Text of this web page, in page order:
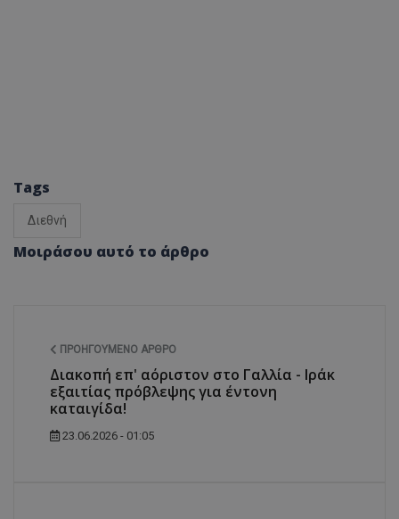
Tags
Διεθνή
Μοιράσου αυτό το άρθρο
ΠΡΟΗΓΟΎΜΕΝΟ ΆΡΘΡΟ
Διακοπή επ' αόριστον στο Γαλλία - Ιράκ
εξαιτίας πρόβλεψης για έντονη
καταιγίδα!
23.06.2026 - 01:05